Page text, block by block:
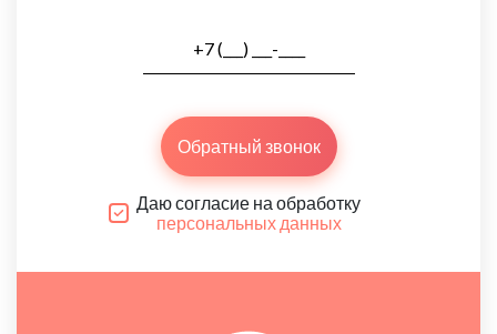
Обратный звонок
Даю согласие на обработку
персональных данных